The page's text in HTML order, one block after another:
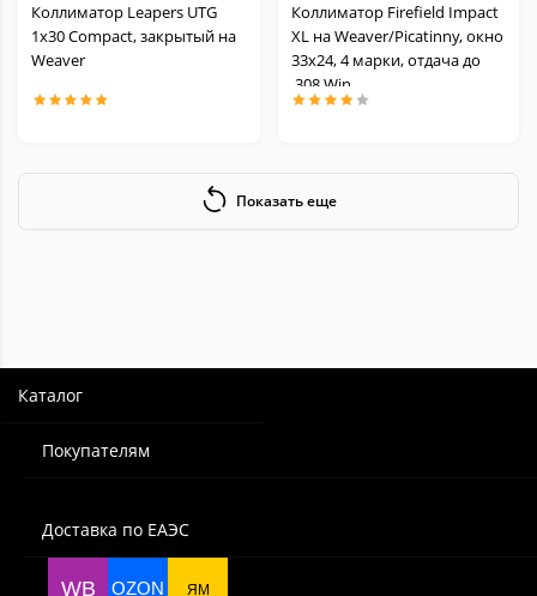
Коллиматор Leapers UTG
1х30 Compact, закрытый на
Weaver
Коллиматор Firefield Impact
XL на Weaver/Picatinny, окно
33х24, 4 марки, отдача до
.308 Win
Показать еще
Каталог
Покупателям
Доставка по ЕАЭС
WB OZON ЯМ